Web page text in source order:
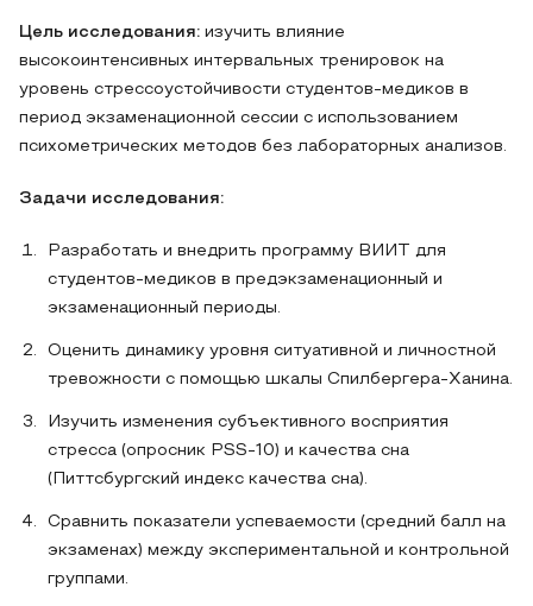
Цель исследования: изучить влияние
высокоинтенсивных интервальных тренировок на
уровень стрессоустойчивости студентов-медиков в
период экзаменационной сессии с использованием
психометрических методов без лабораторных анализов.
Задачи исследования:
Разработать и внедрить программу ВИИТ для
студентов-медиков в предэкзаменационный и
экзаменационный периоды.
Оценить динамику уровня ситуативной и личностной
тревожности с помощью шкалы Спилбергера-Ханина.
Изучить изменения субъективного восприятия
стресса (опросник PSS-10) и качества сна
(Питтсбургский индекс качества сна).
Сравнить показатели успеваемости (средний балл на
экзаменах) между экспериментальной и контрольной
группами.